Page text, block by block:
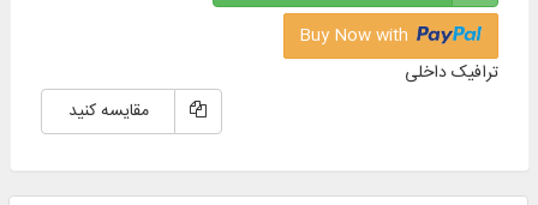
ترافیک داخلی
مقایسه کنید